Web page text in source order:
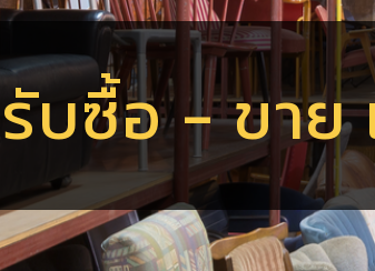
รับซื้อ - ขาย